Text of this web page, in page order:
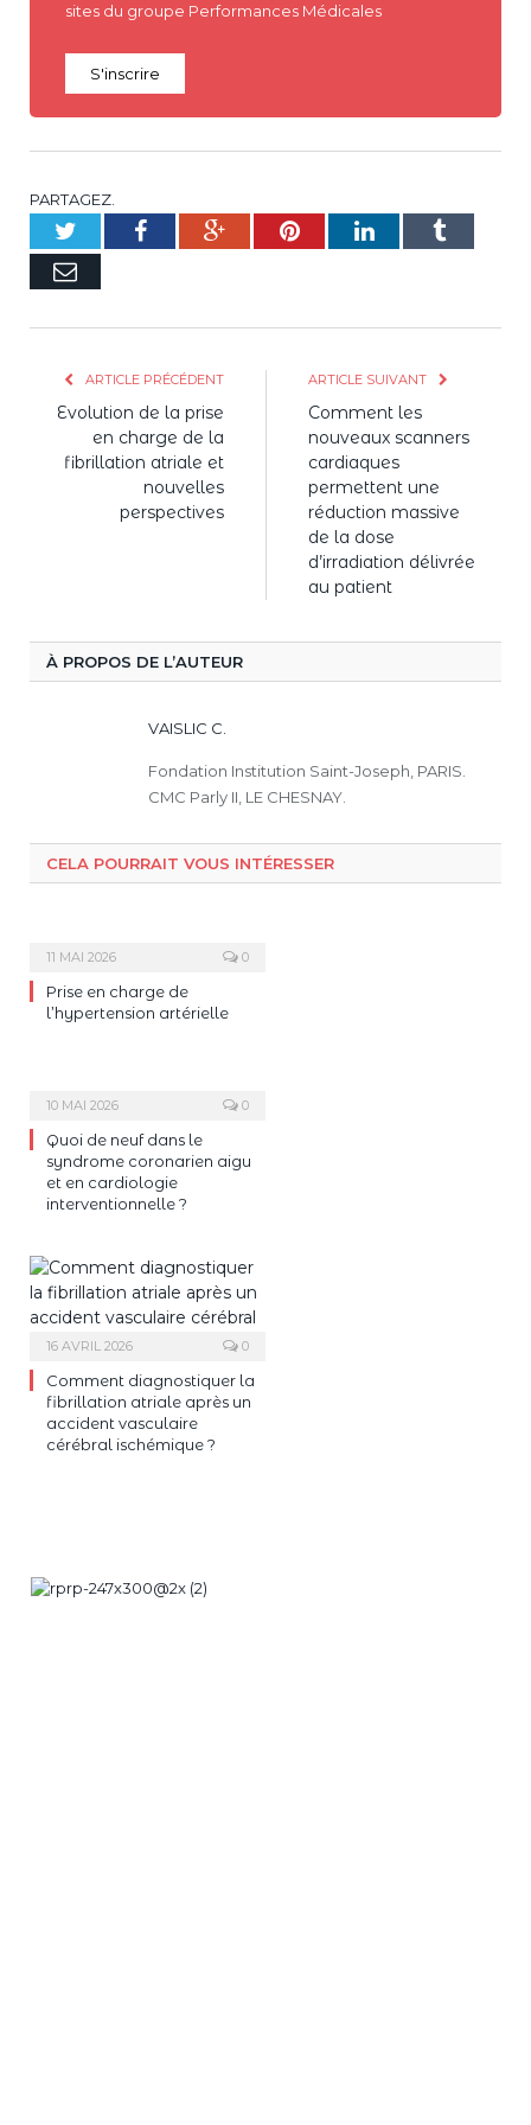
sites du groupe Performances Médicales
S'inscrire
PARTAGEZ.
TwitterFacebookGoogle+PinterestLinkedInTumblr
E-
ARTICLE PRÉCÉDENT
Evolution de la prise
en charge de la
fibrillation atriale et
nouvelles
perspectives
ARTICLE SUIVANT
Comment les
nouveaux scanners
cardiaques
permettent une
réduction massive
de la dose
d’irradiation délivrée
au patient
À PROPOS DE L’AUTEUR
VAISLIC C.
Fondation Institution Saint-Joseph, PARIS.
CMC Parly II, LE CHESNAY.
CELA POURRAIT VOUS INTÉRESSER
11 MAI 2026 0
Prise en charge de
l’hypertension artérielle
10 MAI 2026 0
Quoi de neuf dans le
syndrome coronarien aigu
et en cardiologie
interventionnelle ?
16 AVRIL 2026 0
Comment diagnostiquer la
fibrillation atriale après un
accident vasculaire
cérébral ischémique ?